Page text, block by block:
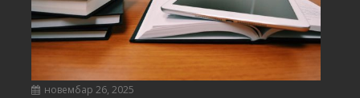
новембар 26, 2025